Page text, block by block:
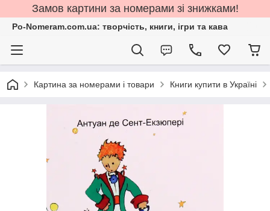
Замов картини за номерами зі знижками!
Po-Nomeram.com.ua: творчість, книги, ігри та кава
Картина за номерами і товари Книги купити в Україні